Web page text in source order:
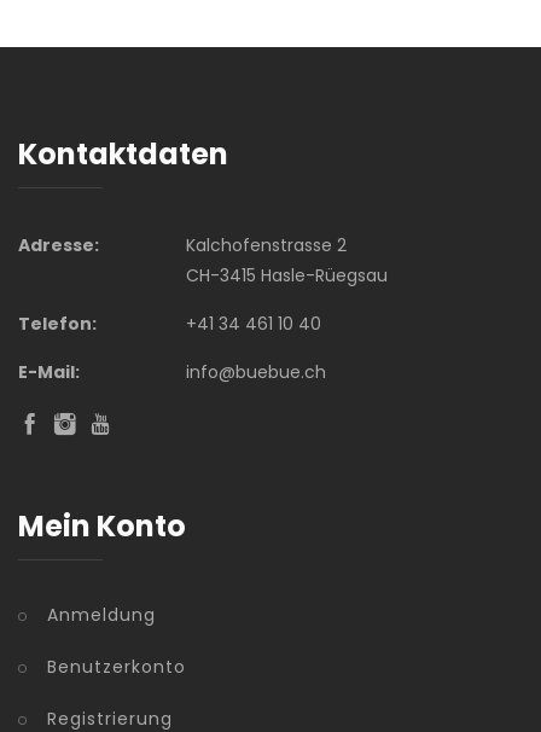
Kontaktdaten
Adresse:
Kalchofenstrasse 2
CH-3415 Hasle-Rüegsau
Telefon:
+41 34 461 10 40
E-Mail:
info@buebue.ch
Mein Konto
Anmeldung
Benutzerkonto
Registrierung